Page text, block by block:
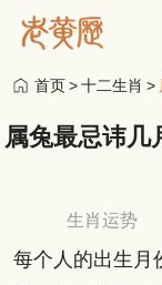
首页>十二生肖 >
属兔最忌讳几
生肖运势
每个人的出生月